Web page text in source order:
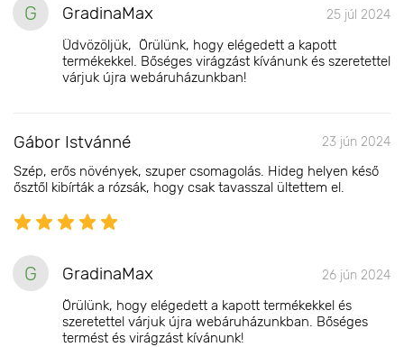
G GradinaMax 25 júl 2024
Üdvözöljük, Örülünk, hogy elégedett a kapott
termékekkel. Bőséges virágzást kívánunk és szeretettel
várjuk újra webáruházunkban!
Gábor Istvánné 23 jún 2024
Szép, erős növények, szuper csomagolás. Hideg helyen késő
ősztől kibírták a rózsák, hogy csak tavasszal ültettem el.
G GradinaMax 26 jún 2024
Örülünk, hogy elégedett a kapott termékekkel és
szeretettel várjuk újra webáruházunkban. Bőséges
termést és virágzást kívánunk!